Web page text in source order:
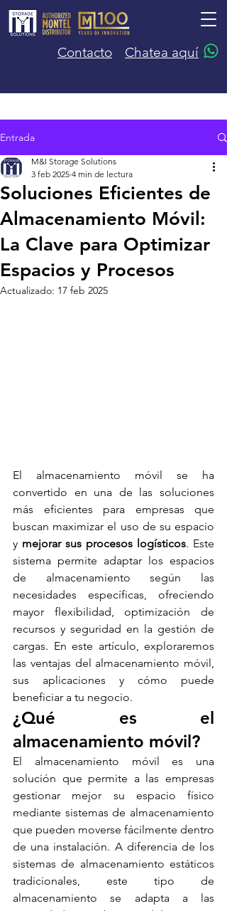
Chatea aquí
Contacto
Entrada
Soluciones Eficientes de
Almacenamiento Móvil:
La Clave para Optimizar
Espacios y Procesos
M&I Storage Solutions
3 feb 2025 4 min de lectura
Actualizado: 17 feb 2025
El almacenamiento móvil se ha
convertido en una de las soluciones
más eficientes para empresas que
buscan maximizar el uso de su espacio
y mejorar sus procesos logísticos. Este
sistema permite adaptar los espacios
de almacenamiento según las
necesidades específicas, ofreciendo
mayor flexibilidad, optimización de
recursos y seguridad en la gestión de
cargas. En este artículo, exploraremos
las ventajas del almacenamiento móvil,
sus aplicaciones y cómo puede
beneficiar a tu negocio.
¿Qué es el
almacenamiento móvil?
El almacenamiento móvil es una
solución que permite a las empresas
gestionar mejor su espacio físico
mediante sistemas de almacenamiento
que pueden moverse fácilmente dentro
de una instalación. A diferencia de los
sistemas de almacenamiento estáticos
tradicionales, este tipo de
almacenamiento se adapta a las